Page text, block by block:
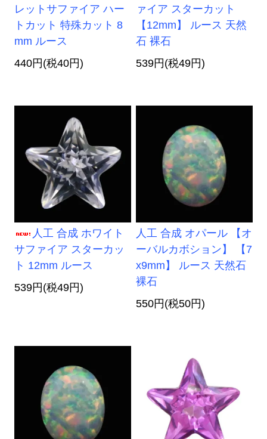
レットサファイア ハー
トカット 特殊カット 8
mm ルース
440円(税40円)
ァイア スターカット
【12mm】 ルース 天然
石 裸石
539円(税49円)
人工 合成 ホワイト
サファイア スターカッ
ト 12mm ルース
539円(税49円)
人工 合成 オパール 【オ
ーバルカボション】 【7
x9mm】 ルース 天然石
裸石
550円(税50円)